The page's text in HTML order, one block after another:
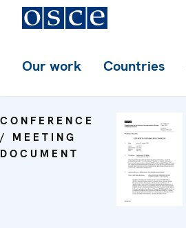
Our work Countries
CONFERENCE
/ MEETING
DOCUMENT